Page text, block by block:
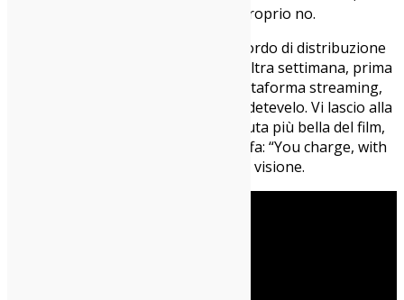
è un film per femministe convinte. Proprio no.
Netflix ha deciso di prolungare l’accordo di distribuzione
nelle sale cinematografiche per un’altra settimana, prima
di farlo approdare sulla propria piattaforma streaming,
quindi se potete andate in sala e godetevelo. Vi lascio alla
mia videorecensione citando la battuta più bella del film,
pronunciata da Al Pacino/Jimmy Hoffa: “You charge, with
a gun. With a knife, you run”. Buona visione.